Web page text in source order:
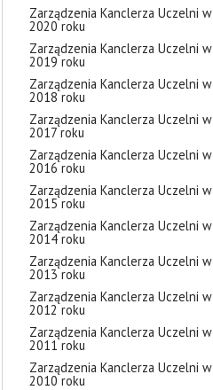
Zarządzenia Kanclerza Uczelni w
2020 roku
Zarządzenia Kanclerza Uczelni w
2019 roku
Zarządzenia Kanclerza Uczelni w
2018 roku
Zarządzenia Kanclerza Uczelni w
2017 roku
Zarządzenia Kanclerza Uczelni w
2016 roku
Zarządzenia Kanclerza Uczelni w
2015 roku
Zarządzenia Kanclerza Uczelni w
2014 roku
Zarządzenia Kanclerza Uczelni w
2013 roku
Zarządzenia Kanclerza Uczelni w
2012 roku
Zarządzenia Kanclerza Uczelni w
2011 roku
Zarządzenia Kanclerza Uczelni w
2010 roku